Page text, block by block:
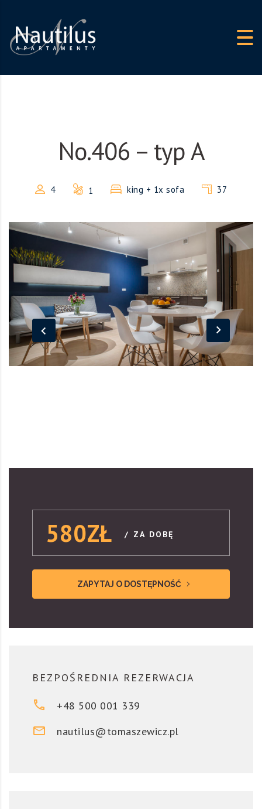
No.406 – typ A
4 1 king + 1x sofa 37
580ZŁ / ZA DOBĘ
ZAPYTAJ O DOSTĘPNOŚĆ
BEZPOŚREDNIA REZERWACJA
+48 500 001 339
nautilus@tomaszewicz.pl